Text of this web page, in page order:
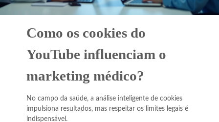
Como os cookies do
YouTube influenciam o
marketing médico?
No campo da saúde, a análise inteligente de cookies
impulsiona resultados, mas respeitar os limites legais é
indispensável.